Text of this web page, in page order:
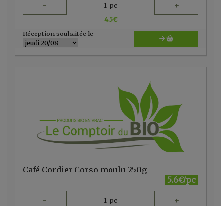
- 1 pc +
4.5€
Réception souhaitée le
Café Cordier Corso moulu 250g
5.6€/pc
- 1 pc +